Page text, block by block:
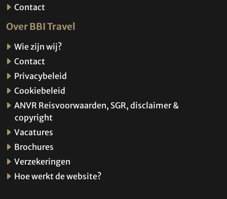
Contact
Over BBI Travel
Wie zijn wij?
Contact
Privacybeleid
Cookiebeleid
ANVR Reisvoorwaarden, SGR, disclaimer &
copyright
Vacatures
Brochures
Verzekeringen
Hoe werkt de website?